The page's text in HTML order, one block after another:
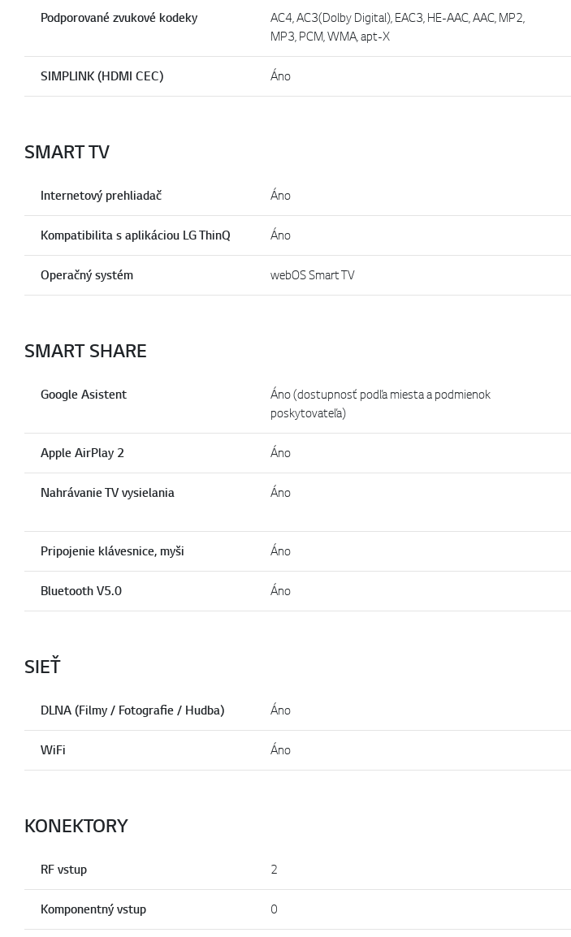
Podporované zvukové kodeky
AC4, AC3(Dolby Digital), EAC3, HE-AAC, AAC, MP2,
MP3, PCM, WMA, apt-X
SIMPLINK (HDMI CEC) Áno
SMART TV
Internetový prehliadač Áno
Kompatibilita s aplikáciou LG ThinQ Áno
Operačný systém webOS Smart TV
SMART SHARE
Google Asistent
Áno (dostupnosť podľa miesta a podmienok
poskytovateľa)
Apple AirPlay 2 Áno
Nahrávanie TV vysielania Áno
Pripojenie klávesnice, myši Áno
Bluetooth V5.0 Áno
SIEŤ
DLNA (Filmy / Fotografie / Hudba) Áno
WiFi Áno
KONEKTORY
RF vstup 2
Komponentný vstup 0